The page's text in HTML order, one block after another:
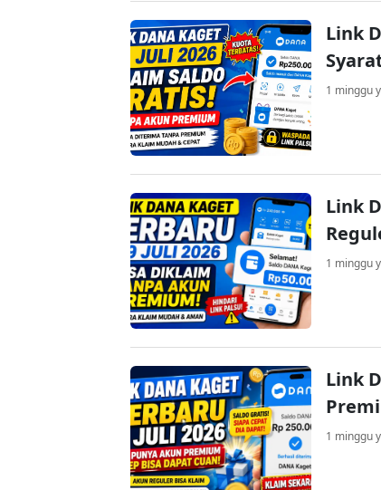
Link
1 minggu
Link
1 minggu
Link
1 minggu